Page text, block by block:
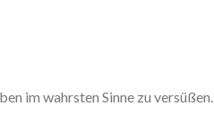
im wahrsten Sinne zu versüßen.